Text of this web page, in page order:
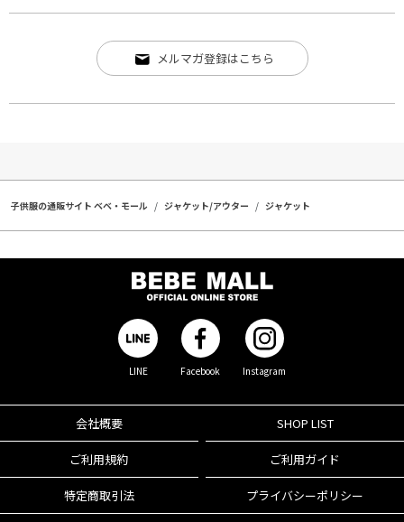
メルマガ登録はこちら
子供服の通販サイト ベベ・モール ジャケット/アウター ジャケット
LINE Facebook Instagram
会社概要 SHOP LIST
ご利用規約 ご利用ガイド
特定商取引法 プライバシーポリシー